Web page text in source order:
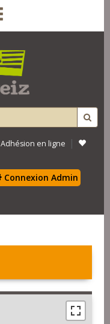
Adhésion en ligne |
Connexion Admin